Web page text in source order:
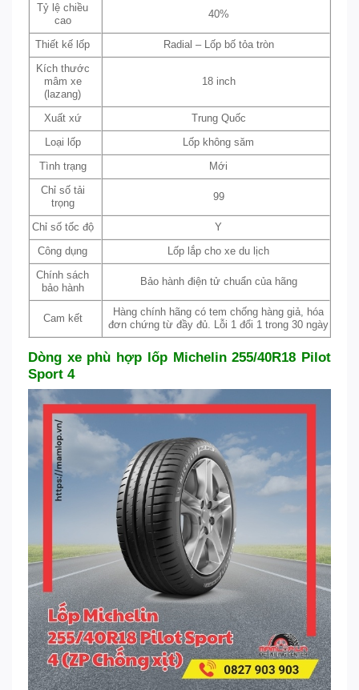
Tỷ lệ chiều
cao
40%
Thiết kế lốp Radial – Lốp bố tỏa tròn
Kích thước
mâm xe
(lazang)
18 inch
Xuất xứ Trung Quốc
Loại lốp Lốp không săm
Tình trạng Mới
Chỉ số tải
trọng
99
Chỉ số tốc độ Y
Công dụng Lốp lắp cho xe du lịch
Chính sách
bảo hành
Bảo hành điện tử chuẩn của hãng
Cam kết
Hàng chính hãng có tem chống hàng giả, hóa
đơn chứng từ đầy đủ. Lỗi 1 đổi 1 trong 30 ngày
Dòng xe phù hợp lốp Michelin 255/40R18 Pilot
Sport 4